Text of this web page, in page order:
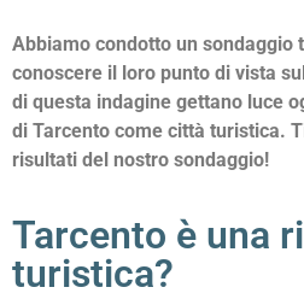
Abbiamo condotto un sondaggio
conoscere il loro punto di vista
di questa indagine gettano luce
di Tarcento come città turistica.
risultati del nostro sondaggio!
Tarcento è una
turistica?